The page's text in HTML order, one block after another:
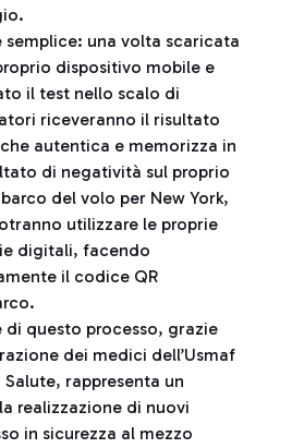
una volta scaricata
dispositivo mobile e
il test nello scalo di
riceveranno il risultato
autentica e memorizza in
di negatività sul proprio
del volo per New York,
utilizzare le proprie
digitali, facendo
il codice QR
questo processo, grazie
dei medici dell’Usmaf
rappresenta un
realizzazione di nuovi
in sicurezza al mezzo